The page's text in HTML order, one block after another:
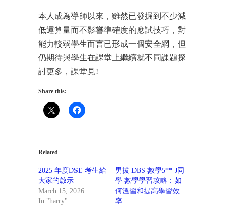
本人成為導師以來，雖然已發掘到不少減
低運算量而不影響準確度的應試技巧，對
能力較弱學生而言已形成一個安全網，但
仍期待與學生在課堂上繼續就不同課題探
討更多，課堂見!
Share this:
Related
2025 年度DSE 考生給
大家的啟示
March 15, 2026
In "harry"
男拔 DBS 數學5** J同
學 數學學習攻略：如
何溫習和提高學習效
率